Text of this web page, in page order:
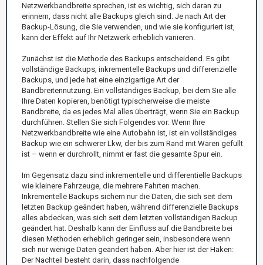
Netzwerkbandbreite sprechen, ist es wichtig, sich daran zu
erinnern, dass nicht alle Backups gleich sind. Je nach Art der
Backup-Lösung, die Sie verwenden, und wie sie konfiguriert ist,
kann der Effekt auf Ihr Netzwerk erheblich variieren.
Zunächst ist die Methode des Backups entscheidend. Es gibt
vollständige Backups, inkrementelle Backups und differenzielle
Backups, und jede hat eine einzigartige Art der
Bandbreitennutzung. Ein vollständiges Backup, bei dem Sie alle
Ihre Daten kopieren, benötigt typischerweise die meiste
Bandbreite, da es jedes Mal alles überträgt, wenn Sie ein Backup
durchführen. Stellen Sie sich Folgendes vor: Wenn Ihre
Netzwerkbandbreite wie eine Autobahn ist, ist ein vollständiges
Backup wie ein schwerer Lkw, der bis zum Rand mit Waren gefüllt
ist – wenn er durchrollt, nimmt er fast die gesamte Spur ein.
Im Gegensatz dazu sind inkrementelle und differentielle Backups
wie kleinere Fahrzeuge, die mehrere Fahrten machen.
Inkrementelle Backups sichern nur die Daten, die sich seit dem
letzten Backup geändert haben, während differenzielle Backups
alles abdecken, was sich seit dem letzten vollständigen Backup
geändert hat. Deshalb kann der Einfluss auf die Bandbreite bei
diesen Methoden erheblich geringer sein, insbesondere wenn
sich nur wenige Daten geändert haben. Aber hier ist der Haken:
Der Nachteil besteht darin, dass nachfolgende